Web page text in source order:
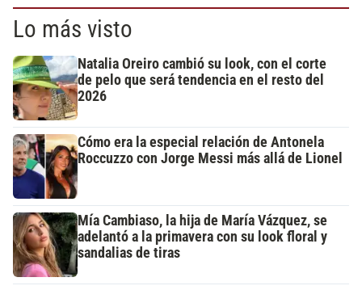
Lo más visto
Natalia Oreiro cambió su look, con el corte
de pelo que será tendencia en el resto del
2026
Cómo era la especial relación de Antonela
Roccuzzo con Jorge Messi más allá de Lionel
Mía Cambiaso, la hija de María Vázquez, se
adelantó a la primavera con su look floral y
sandalias de tiras